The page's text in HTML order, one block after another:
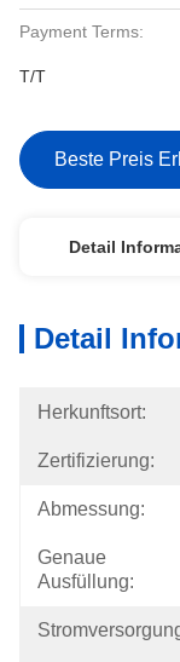
Payment Terms:
T/T
Beste Preis
Detail
Detail
Herkunftsort:
Zertifizierung:
Abmessung:
Genaue
Ausfüllung: